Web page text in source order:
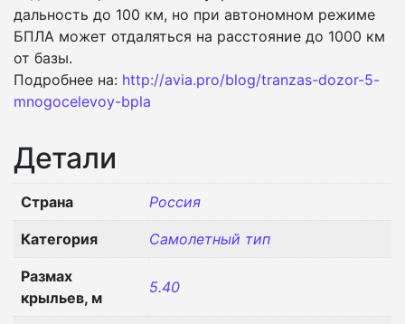
дальность до 100 км, но при автономном режиме
БПЛА может отдаляться на расстояние до 1000 км
от базы.
Подробнее на: http://avia.pro/blog/tranzas-dozor-5-
mnogocelevoy-bpla
Детали
Страна Россия
Категория Самолетный тип
Размах
крыльев, м
5.40